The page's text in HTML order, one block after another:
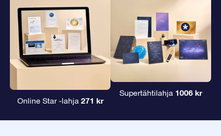
Online Star -lahja 271 kr
Supertähtilahja 1006 kr